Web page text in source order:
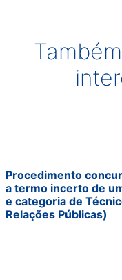
Procedimento
a termo incerto de
e categoria de
Relações Públicas)